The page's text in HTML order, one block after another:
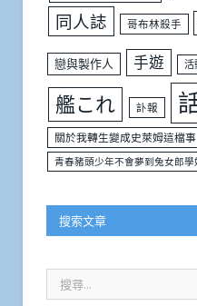
同人誌 哥布林殺手
戀與製作人 手遊 活
艦これ 訃報
關於我轉生變成史萊姆這檔事
青春豬頭少年不會夢到兔女郎學
搜索文章